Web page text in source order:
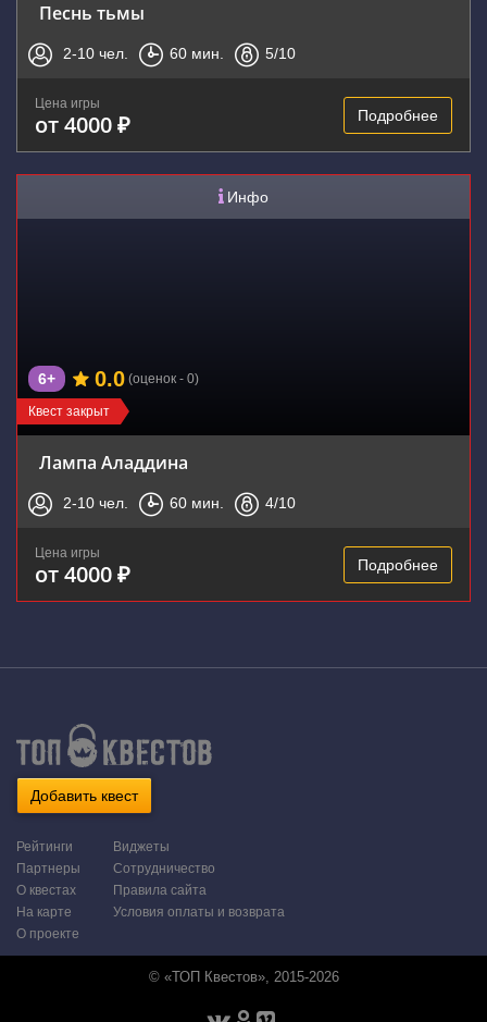
Песнь тьмы
2-10 чел. 60 мин. 5/10
Цена игры
от 4000 ₽ Подробнее
Инфо
Квест закрыт
6+ 0.0 (оценок - 0)
Лампа Аладдина
2-10 чел. 60 мин. 4/10
Цена игры
от 4000 ₽ Подробнее
Добавить квест
Рейтинги
Партнеры
О квестах
На карте
О проекте
Виджеты
Сотрудничество
Правила сайта
Условия оплаты и возврата
© «ТОП Квестов», 2015-2026